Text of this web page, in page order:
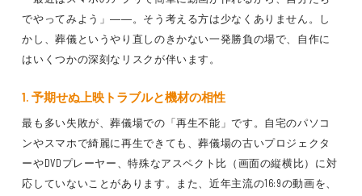
でやってみよう」――。そう考える方は少なくありません。し
かし、葬儀というやり直しのきかない一発勝負の場で、自作に
はいくつかの深刻なリスクが伴います。
1. 予期せぬ上映トラブルと機材の相性
最も多い失敗が、葬儀場での「再生不能」です。自宅のパソコ
ンやスマホで綺麗に再生できても、葬儀場の古いプロジェクタ
ーやDVDプレーヤー、特殊なアスペクト比（画面の縦横比）に対
応していないことがあります。また、近年主流の16:9の動画を、